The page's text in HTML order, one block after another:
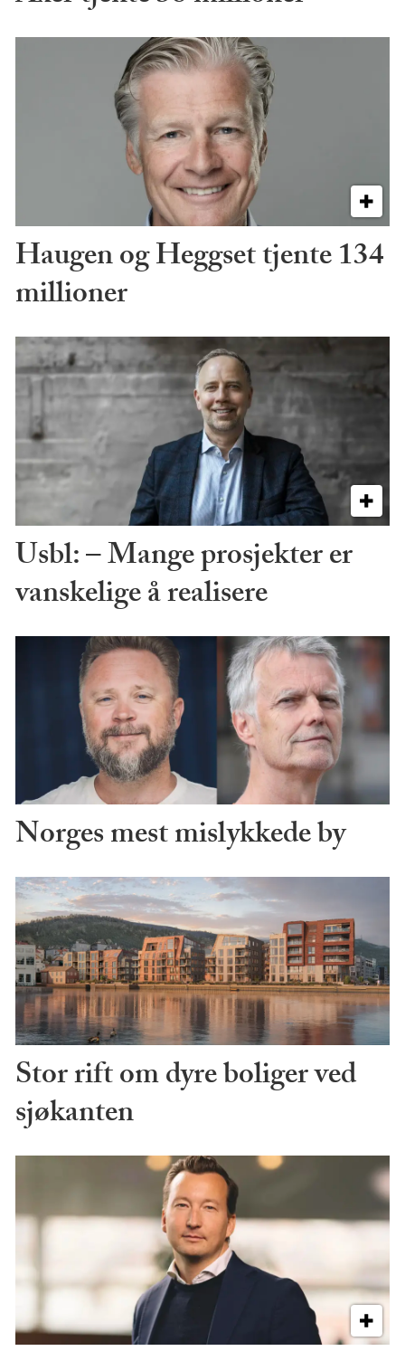
Haugen og Heggset tjente 134
millioner
Usbl: – Mange prosjekter er
vanskelige å realisere
Norges mest mislykkede by
Stor rift om dyre boliger ved
sjøkanten